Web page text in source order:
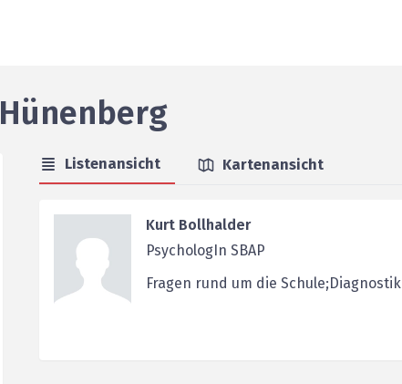
Hünenberg
Listenansicht Kartenansicht
Kurt Bollhalder
PsychologIn SBAP
Fragen rund um die Schule;Diagnostik